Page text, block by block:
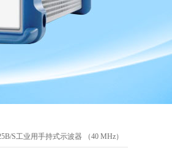
S工业用手持式示波器 （40 MHz）